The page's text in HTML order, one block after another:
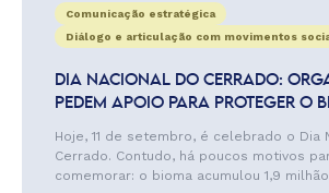
Comunicação estratégica
Diálogo e articulação com movimentos
DIA NACIONAL DO CERRADO:
PEDEM APOIO PARA PROTEGER O
Hoje, 11 de setembro, é celebrado o Dia
Cerrado. Contudo, há poucos motivos
comemorar: o bioma acumulou 1,9